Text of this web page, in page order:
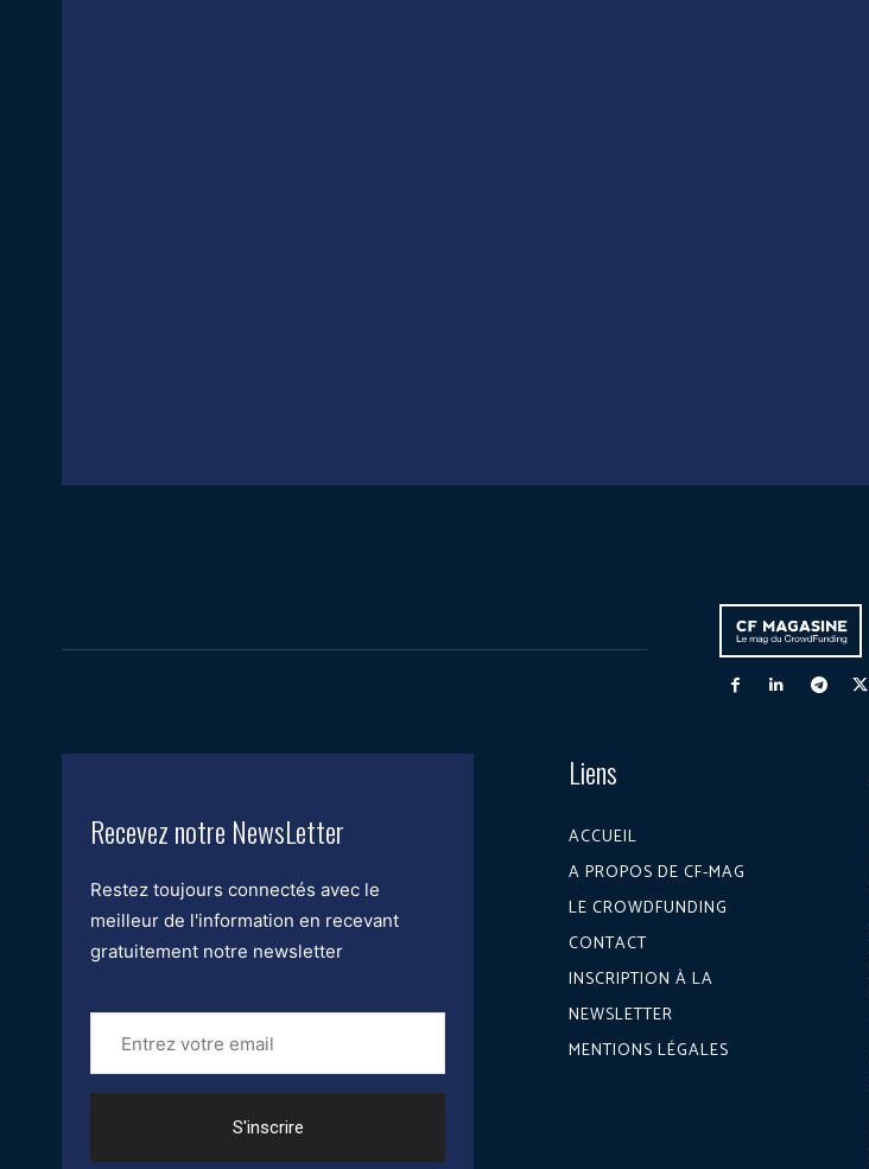
Recevez notre NewsLetter
Restez toujours connectés avec le
meilleur de l'information en recevant
gratuitement notre newsletter
Entrez
votre
email
Liens
ACCUEIL
A PROPOS DE CF-MAG
LE CROWDFUNDING
CONTACT
INSCRIPTION À LA
NEWSLETTER
MENTIONS LÉGALES